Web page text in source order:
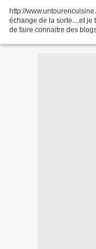
http://
échange de la sorte....et je
de faire connaitre des